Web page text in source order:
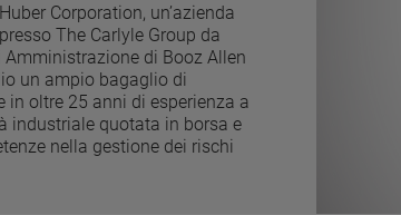
Corporation, un’azienda
The Carlyle Group da
di Booz Allen
un ampio bagaglio di
in oltre 25 anni di esperienza a
industriale quotata in borsa e
nella gestione dei rischi